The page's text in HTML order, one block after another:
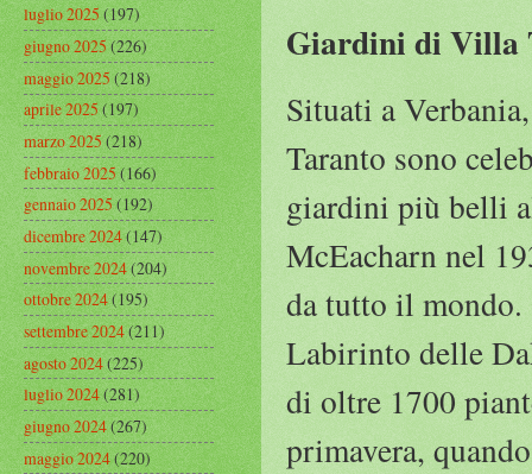
Giardini di Villa
Situati a
Taranto sono
giardini più belli
McEacharn nel
da tutto il mondo.
Labirinto delle
di oltre 1700
primavera,
luglio 2025(197)
giugno 2025(226)
maggio 2025(218)
aprile 2025(197)
marzo 2025(218)
febbraio 2025(166)
gennaio 2025(192)
dicembre 2024(147)
novembre 2024(204)
ottobre 2024(195)
settembre 2024(211)
agosto 2024(225)
luglio 2024(281)
giugno 2024(267)
maggio 2024(220)